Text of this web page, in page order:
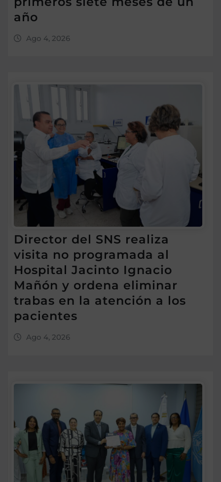
año
Ago 4, 2026
Director del SNS realiza
visita no programada al
Hospital Jacinto Ignacio
Mañón y ordena eliminar
trabas en la atención a los
pacientes
Ago 4, 2026